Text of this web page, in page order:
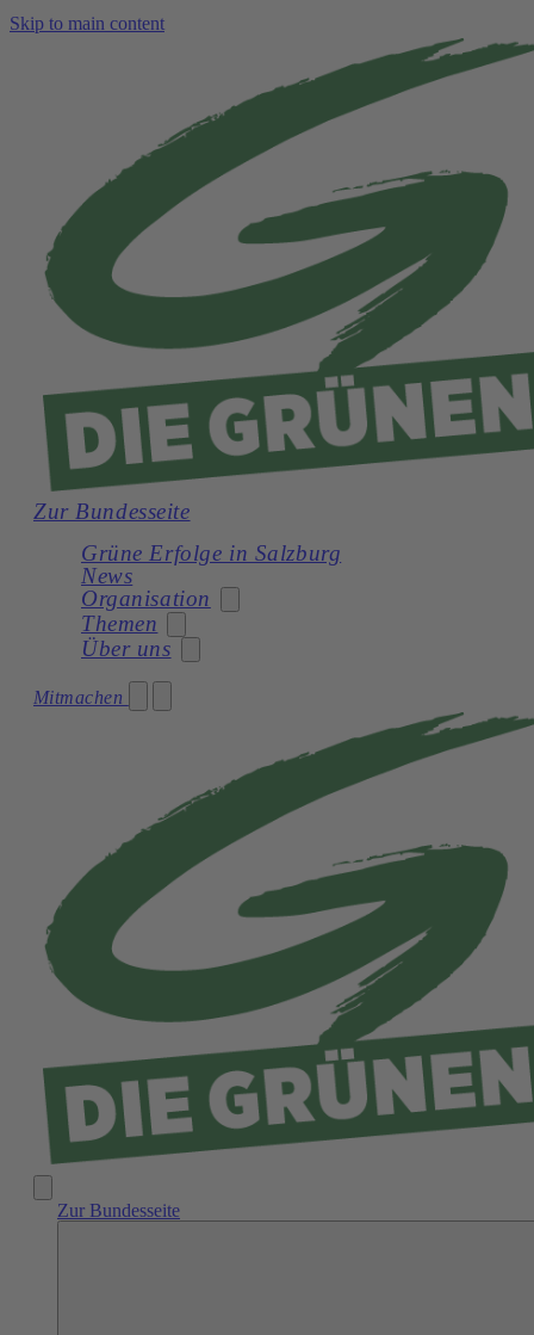
Skip to main content
Zur Bundesseite
Grüne Erfolge in Salzburg
News
Organisation
Stadträtin
Gemeinderatswahl 2024 – Unser Team
Themen
Soziales
Verkehr und Mobilität
Kultur
Natur und Umwelt
Demokratie
Über uns
Unsere Statuten
Geschichte
Mitmachen
Zur Bundesseite